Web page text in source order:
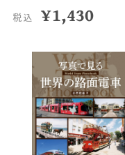
税込 ¥1,430